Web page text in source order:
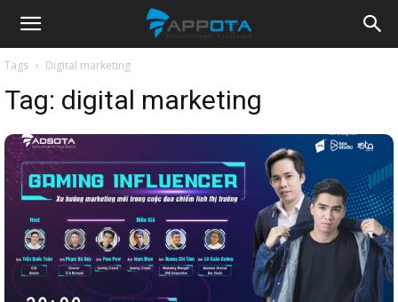
Appota
News
Tags Digital marketing
Tag: digital marketing